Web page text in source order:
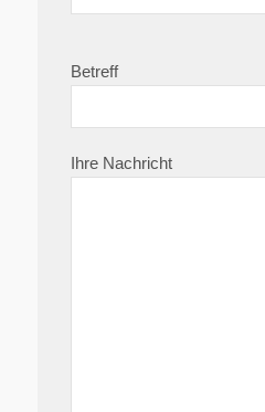
Betreff
Ihre Nachricht